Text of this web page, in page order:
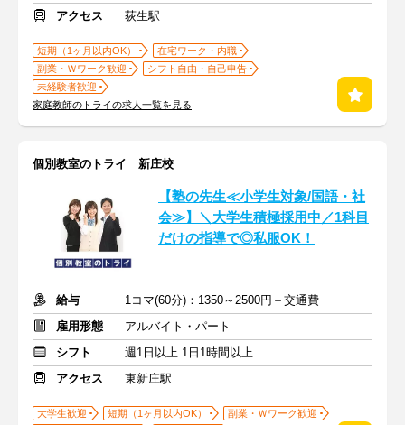
アクセス 荻生駅
短期（1ヶ月以内OK）
在宅ワーク・内職
副業・Ｗワーク歓迎
シフト自由・自己申告
未経験者歓迎
家庭教師のトライの求人一覧を見る
個別教室のトライ 新庄校
【塾の先生≪小学生対象/国語・社
会≫】＼大学生積極採用中／1科目
だけの指導で◎私服OK！
給与
1コマ(60分)：1350～2500円＋交通費
雇用形態
アルバイト・パート
シフト
週1日以上 1日1時間以上
アクセス
東新庄駅
大学生歓迎 短期（1ヶ月以内OK）
副業・Ｗワーク歓迎